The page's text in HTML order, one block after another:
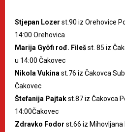
Stjepan Lozer st.90 iz Orehovice
14:00 Orehovica
Marija Gyöfi rođ. Filešst. 85 iz
u 14:00 Čakovec
Nikola Vukina st.76 iz Čakovca
Čakovec
Štefanija Pajtakst.87 iz Čakovca
14:00Čakovec
Zdravko Fodor st.66 iz Mihovljana